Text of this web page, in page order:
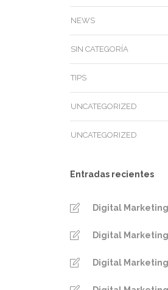
NEWS
SIN CATEGORÍA
TIPS
UNCATEGORIZED
UNCATEGORIZED
Entradas recientes
Digital
Digital
Digital